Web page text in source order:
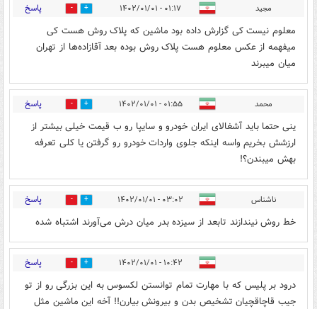
مجید ۰۱:۱۷ - ۱۴۰۲/۰۱/۰۱ 0 پاسخ
معلوم نیست کی گزارش داده بود ماشین که پلاک روش هست کی
میفهمه از عکس معلوم هست پلاک روش بوده بعد آقازاده‌ها از تهران
میان میبرند
محمد ۰۱:۵۵ - ۱۴۰۲/۰۱/۰۱ 0 پاسخ
ینی حتما باید آشغالای ایران خودرو و سایپا رو ب قیمت خیلی بیشتر از
ارزشش بخریم واسه اینکه جلوی واردات خودرو رو گرفتن یا کلی تعرفه
بهش میبندن؟!
ناشناس ۰۳:۰۲ - ۱۴۰۲/۰۱/۰۱ 0 پاسخ
خط روش نیندازند تابعد از سیزده بدر میان درش می‌آورند اشتباه شده
۱۰:۴۲ - ۱۴۰۲/۰۱/۰۱ 0 پاسخ
درود بر پلیس که با مهارت تمام توانستن لکسوس به این بزرگی رو از تو
جیب قاچاقچیان تشخیص بدن و بیرونش بیارن!! آخه این ماشین مثل